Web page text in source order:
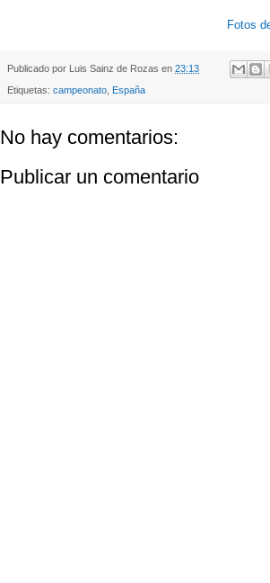
Fotos
Publicado por Luis Sainz de Rozas en 23:13
Etiquetas: campeonato España
No hay comentarios:
Publicar un comentario